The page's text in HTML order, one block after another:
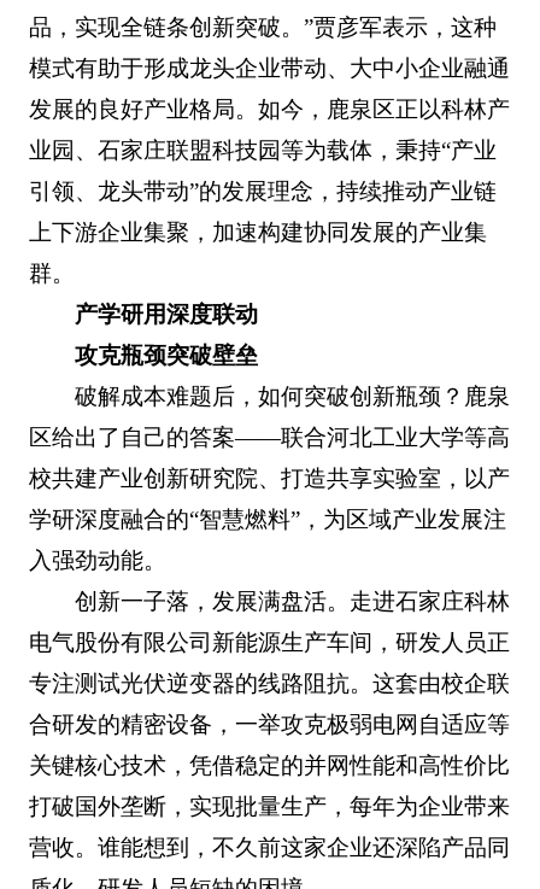
品，实现全链条创新突破。”贾彦军表示，这种
模式有助于形成龙头企业带动、大中小企业融通
发展的良好产业格局。如今，鹿泉区正以科林产
业园、石家庄联盟科技园等为载体，秉持“产业
引领、龙头带动”的发展理念，持续推动产业链
上下游企业集聚，加速构建协同发展的产业集
群。
产学研用深度联动
攻克瓶颈突破壁垒
破解成本难题后，如何突破创新瓶颈？鹿泉
区给出了自己的答案——联合河北工业大学等高
校共建产业创新研究院、打造共享实验室，以产
学研深度融合的“智慧燃料”，为区域产业发展注
入强劲动能。
创新一子落，发展满盘活。走进石家庄科林
电气股份有限公司新能源生产车间，研发人员正
专注测试光伏逆变器的线路阻抗。这套由校企联
合研发的精密设备，一举攻克极弱电网自适应等
关键核心技术，凭借稳定的并网性能和高性价比
打破国外垄断，实现批量生产，每年为企业带来
营收。谁能想到，不久前这家企业还深陷产品同